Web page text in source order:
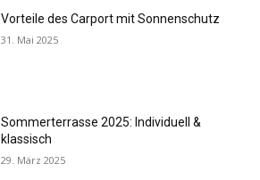
Vorteile des Carport mit Sonnenschutz
31. Mai 2025
Sommerterrasse 2025: Individuell &
klassisch
29. März 2025